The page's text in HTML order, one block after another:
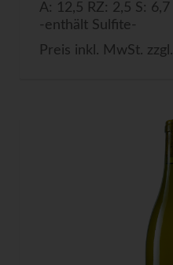
A: 12,5 RZ: 2,5 S: 6,7
-enthält Sulfite-
Preis inkl. MwSt. zzgl.